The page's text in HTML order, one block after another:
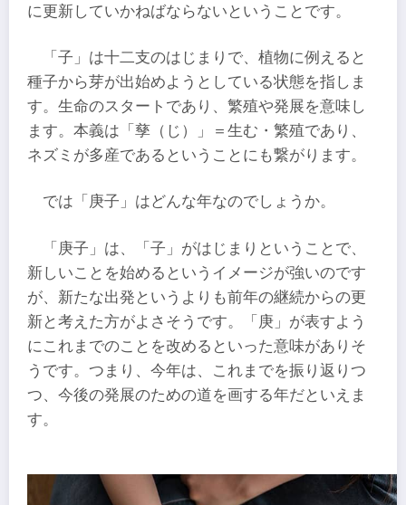
に更新していかねばならないということです。
「子」は十二支のはじまりで、植物に例えると
種子から芽が出始めようとしている状態を指しま
す。生命のスタートであり、繁殖や発展を意味し
ます。本義は「孳（じ）」＝生む・繁殖であり、
ネズミが多産であるということにも繋がります。
では「庚子」はどんな年なのでしょうか。
「庚子」は、「子」がはじまりということで、
新しいことを始めるというイメージが強いのです
が、新たな出発というよりも前年の継続からの更
新と考えた方がよさそうです。「庚」が表すよう
にこれまでのことを改めるといった意味がありそ
うです。つまり、今年は、これまでを振り返りつ
つ、今後の発展のための道を画する年だといえま
す。